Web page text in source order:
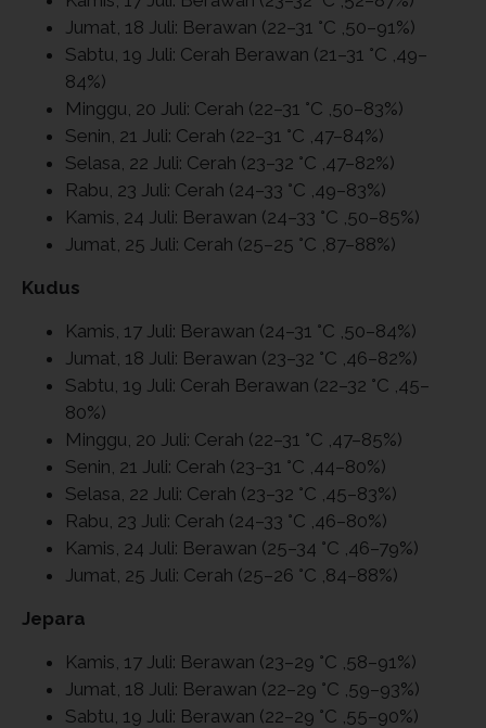
Jumat, 18 Juli: Berawan (22–31 °C ,50–91%)
Sabtu, 19 Juli: Cerah Berawan (21–31 °C ,49–
84%)
Minggu, 20 Juli: Cerah (22–31 °C ,50–83%)
Senin, 21 Juli: Cerah (22–31 °C ,47–84%)
Selasa, 22 Juli: Cerah (23–32 °C ,47–82%)
Rabu, 23 Juli: Cerah (24–33 °C ,49–83%)
Kamis, 24 Juli: Berawan (24–33 °C ,50–85%)
Jumat, 25 Juli: Cerah (25–25 °C ,87–88%)
Kudus
Kamis, 17 Juli: Berawan (24–31 °C ,50–84%)
Jumat, 18 Juli: Berawan (23–32 °C ,46–82%)
Sabtu, 19 Juli: Cerah Berawan (22–32 °C ,45–
80%)
Minggu, 20 Juli: Cerah (22–31 °C ,47–85%)
Senin, 21 Juli: Cerah (23–31 °C ,44–80%)
Selasa, 22 Juli: Cerah (23–32 °C ,45–83%)
Rabu, 23 Juli: Cerah (24–33 °C ,46–80%)
Kamis, 24 Juli: Berawan (25–34 °C ,46–79%)
Jumat, 25 Juli: Cerah (25–26 °C ,84–88%)
Jepara
Kamis, 17 Juli: Berawan (23–29 °C ,58–91%)
Jumat, 18 Juli: Berawan (22–29 °C ,59–93%)
Sabtu, 19 Juli: Berawan (22–29 °C ,55–90%)